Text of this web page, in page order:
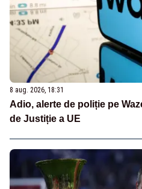
8 aug. 2026, 18:31
Adio, alerte de poliție pe
de Justiție a UE